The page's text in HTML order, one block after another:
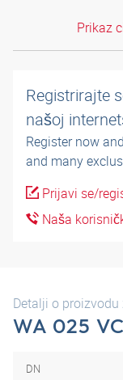
Prikaz
Registrirajte
našoj
Register now
and many
Prijavi se/
Naša
Detalji o proizvodu
WA 025
DN